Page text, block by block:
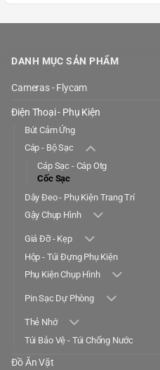
DANH MỤC SẢN PHẨM
Cameras - Flycam
Điện Thoại - Phụ Kiện
Bút Cảm Ứng
Cáp - Bộ Sạc
Cáp Sạc - Cáp Otg
Cốc Sạc
Dây Đeo - Phụ Kiện Trang Trí
Gậy Chụp Hình
Giá Đỡ - Kẹp
Hộp - Túi Đựng Phụ Kiện
Phụ Kiện Chụp Hình
Pin Sạc Dự Phòng
Thẻ Nhớ
Túi Bảo Vệ - Túi Chống Nước
Đồ Ăn Vặt